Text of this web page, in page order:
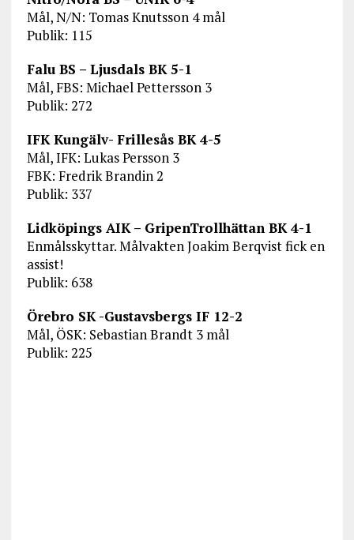
Mål, N/N: Tomas Knutsson 4 mål
Publik: 115
Falu BS – Ljusdals BK 5-1
Mål, FBS: Michael Pettersson 3
Publik: 272
IFK Kungälv- Frillesås BK 4-5
Mål, IFK: Lukas Persson 3
FBK: Fredrik Brandin 2
Publik: 337
Lidköpings AIK – GripenTrollhättan BK 4-1
Enmålsskyttar. Målvakten Joakim Berqvist fick en
assist!
Publik: 638
Örebro SK -Gustavsbergs IF 12-2
Mål, ÖSK: Sebastian Brandt 3 mål
Publik: 225